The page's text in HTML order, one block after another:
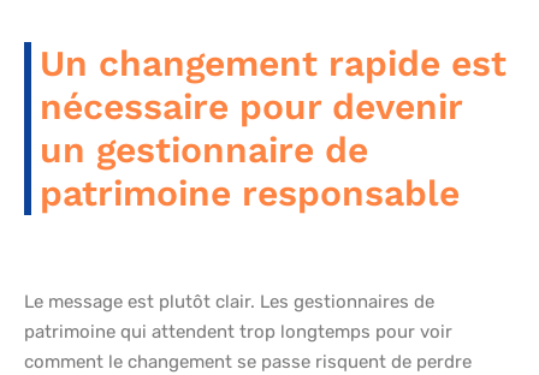
Un changement rapide est
nécessaire pour devenir
un gestionnaire de
patrimoine responsable
Le message est plutôt clair. Les gestionnaires de
patrimoine qui attendent trop longtemps pour voir
comment le changement se passe risquent de perdre